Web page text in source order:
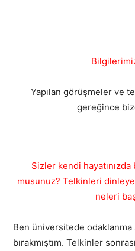
Yapılan görüşmeler ve
gereğince
Sizler kendi
musunuz? Telkinleri
neleri
Ben üniversitede
bırakmıştım. Telkinler